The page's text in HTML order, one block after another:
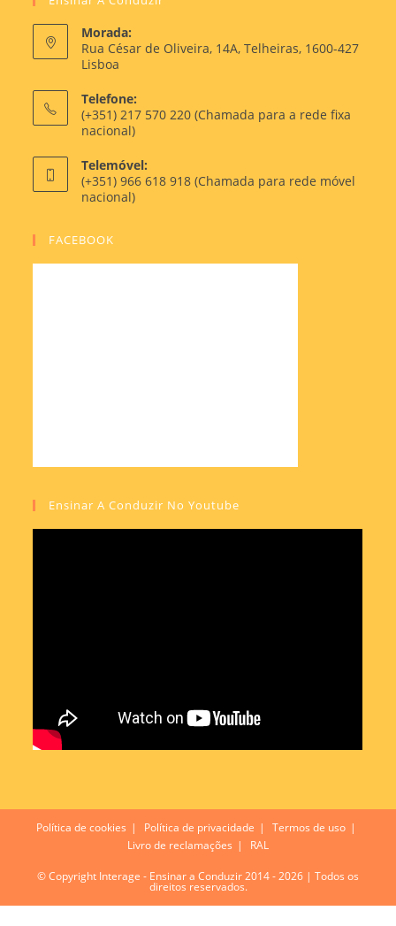
Morada:
Rua César de Oliveira, 14A, Telheiras, 1600-427
Lisboa
Telefone:
(+351) 217 570 220 (Chamada para a rede fixa
nacional)
Telemóvel:
(+351) 966 618 918 (Chamada para rede móvel
nacional)
FACEBOOK
Ensinar A Conduzir No Youtube
Política de cookies Política de privacidade
Termos de uso
Livro de reclamações
RAL
© Copyright Interage - Ensinar a Conduzir 2014 - 2026 | Todos os
direitos reservados.